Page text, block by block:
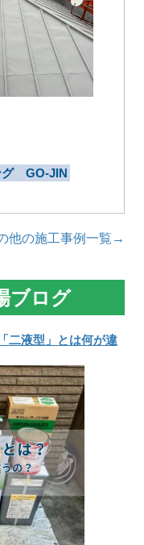
グ GO-JIN
他の施工事例一覧→
ブログ
二液型」とは何が違